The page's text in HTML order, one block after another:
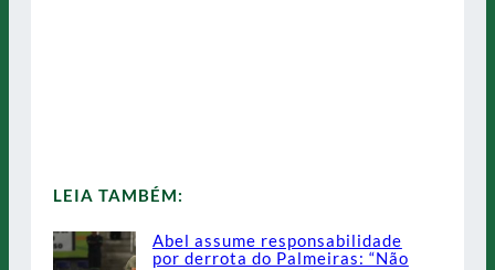
LEIA TAMBÉM:
Abel assume responsabilidade
por derrota do Palmeiras: “Não